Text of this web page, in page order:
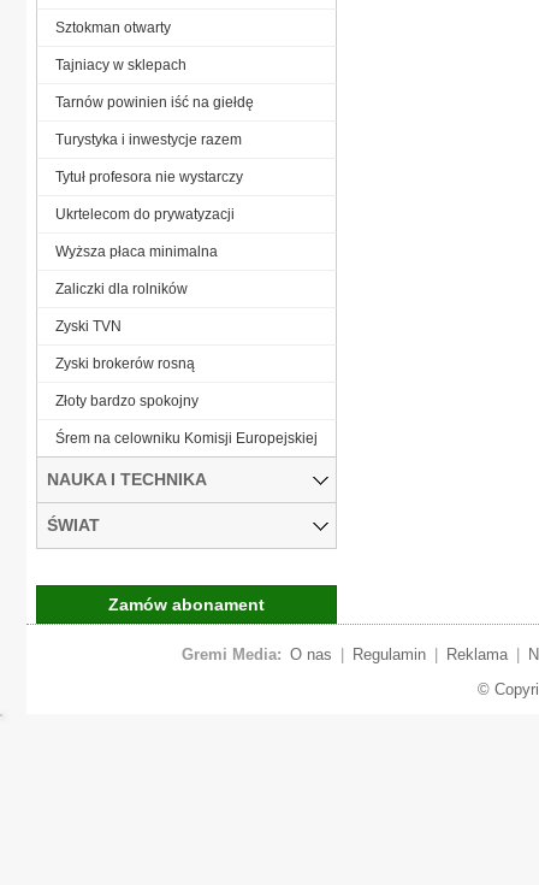
Sztokman otwarty
Tajniacy w sklepach
Tarnów powinien iść na giełdę
Turystyka i inwestycje razem
Tytuł profesora nie wystarczy
Ukrtelecom do prywatyzacji
Wyższa płaca minimalna
Zaliczki dla rolników
Zyski TVN
Zyski brokerów rosną
Złoty bardzo spokojny
Śrem na celowniku Komisji Europejskiej
NAUKA I TECHNIKA
ŚWIAT
Zamów abonament
Gremi Media: O nas Regulamin Reklama
©